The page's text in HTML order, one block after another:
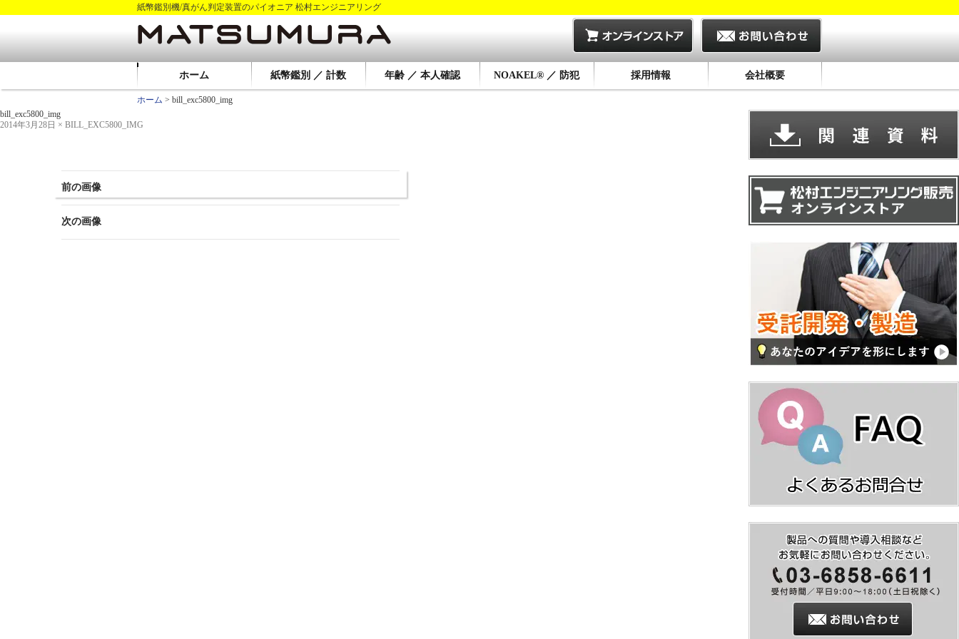
紙幣鑑別機/真がん判定装置のパイオニア 松村エンジニアリング
ホーム 紙幣鑑別 ／ 計数 年齢 ／ 本人確認 NOAKEL® ／ 防犯 採用情報 会社概要
ホーム > bill_exc5800_img
bill_exc5800_img
2014年3月28日 × BILL_EXC5800_IMG
前の画像
次の画像